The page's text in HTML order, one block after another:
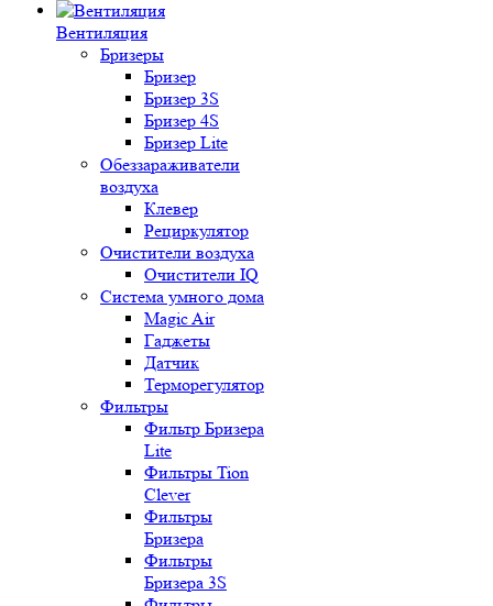
Вентиляция
Бризеры
Бризер
Бризер 3S
Бризер 4S
Бризер Lite
Обеззараживатели
воздуха
Клевер
Рециркулятор
Очистители воздуха
Очистители IQ
Система умного дома
Magic Air
Гаджеты
Датчик
Терморегулятор
Фильтры
Фильтр Бризера
Lite
Фильтры Tion
Clever
Фильтры
Бризера
Фильтры
Бризера 3S